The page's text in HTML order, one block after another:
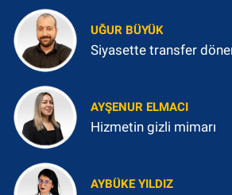
UĞUR BÜYÜK
Siyasette transfer
AYŞENUR ELMACI
Hizmetin gizli mimarı
AYBÜKE YILDIZ